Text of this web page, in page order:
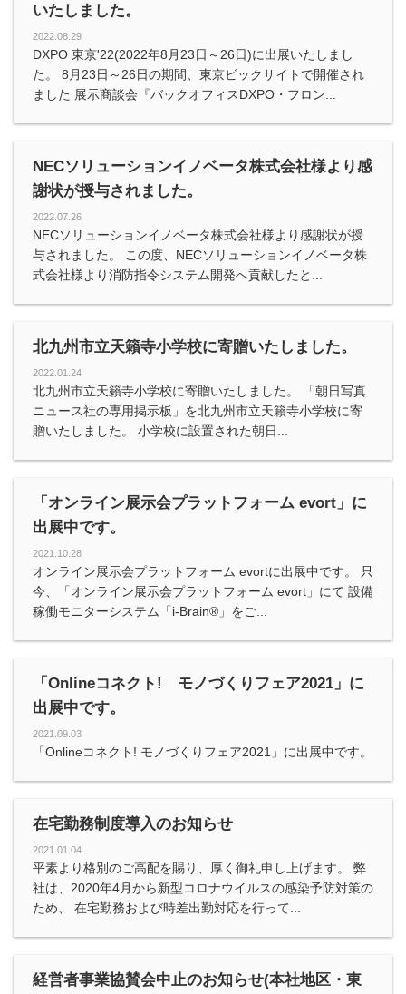
いたしました。
2022.08.29
DXPO 東京'22(2022年8月23日～26日)に出展いたしまし
た。 8月23日～26日の期間、東京ビックサイトで開催され
ました 展示商談会『バックオフィスDXPO・フロン...
NECソリューションイノベータ株式会社様より感
謝状が授与されました。
2022.07.26
NECソリューションイノベータ株式会社様より感謝状が授
与されました。 この度、NECソリューションイノベータ株
式会社様より消防指令システム開発へ貢献したと...
北九州市立天籟寺小学校に寄贈いたしました。
2022.01.24
北九州市立天籟寺小学校に寄贈いたしました。 「朝日写真
ニュース社の専用掲示板」を北九州市立天籟寺小学校に寄
贈いたしました。 小学校に設置された朝日...
「オンライン展示会プラットフォーム evort」に
出展中です。
2021.10.28
オンライン展示会プラットフォーム evortに出展中です。 只
今、「オンライン展示会プラットフォーム evort」にて 設備
稼働モニターシステム「i-Brain®️」をご...
「Onlineコネクト! モノづくりフェア2021」に
出展中です。
2021.09.03
「Onlineコネクト! モノづくりフェア2021」に出展中です。
在宅勤務制度導入のお知らせ
2021.01.04
平素より格別のご高配を賜り、厚く御礼申し上げます。 弊
社は、2020年4月から新型コロナウイルスの感染予防対策の
ため、 在宅勤務および時差出勤対応を行って...
経営者事業協賛会中止のお知らせ(本社地区・東